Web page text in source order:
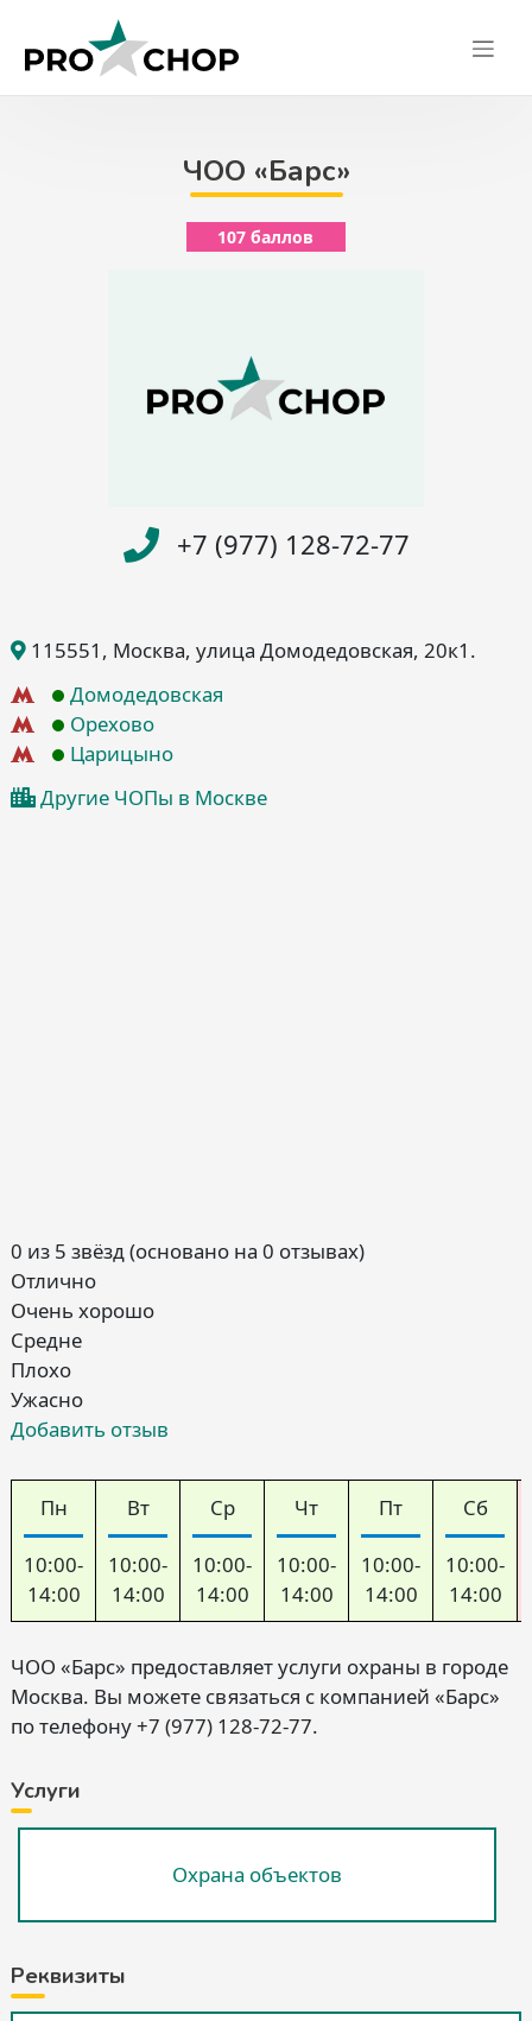
content
ЧОО «Барс»
107 баллов
+7 (977) 128-72-77
115551 , Москва, улица Домодедовская, 20к1 .
Домодедовская
Орехово
Царицыно
Другие ЧОПы в Москве
0 из 5 звёзд (основано на 0 отзывах)
Отлично
Очень хорошо
Средне
Плохо
Ужасно
Добавить отзыв
Пн
10:00-
14:00
Вт
10:00-
14:00
Ср
10:00-
14:00
Чт
10:00-
14:00
Пт
10:00-
14:00
Сб
10:00-
14:00
ЧОО «Барс» предоставляет услуги охраны в городе
Москва. Вы можете связаться с компанией «Барс»
по телефону +7 (977) 128-72-77.
Услуги
Охрана объектов
Реквизиты